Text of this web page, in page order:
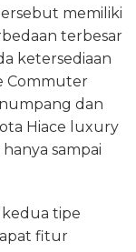
memiliki
terbesar
ketersediaan
Commuter
dan
Hiace luxury
sampai
tipe
fitur